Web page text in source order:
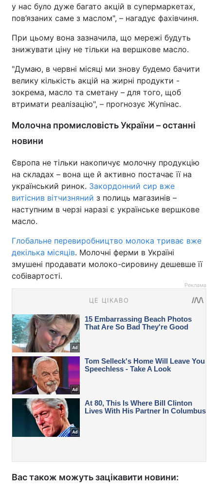
у нас було дуже багато акцій в супермаркетах,
пов’язаних саме з маслом", – нагадує фахівчиня.
При цьому вона зазначила, що мережі будуть
знижувати ціну не тільки на вершкове масло.
"Думаю, в червні місяці ми знову будемо бачити
велику кількість акцій на жирні продукти -
зокрема, масло та сметану – для того, щоб
втримати реалізацію", – прогнозує Жупінас.
Молочна промисловість України – останні
новини
Європа не тільки накопичує молочну продукцію
на складах – вона ще й активно постачає її на
український ринок. Закордонний сир вже
витіснив вітчизняний з полиць магазинів –
наступним в черзі наразі є українське вершкове
масло.
Глобальне перевиробництво молока триває вже
декілька місяців. Молочні ферми в Україні
змушені продавати молоко-сировину дешевше її
собівартості.
Реклама
Вас також можуть зацікавити новини: